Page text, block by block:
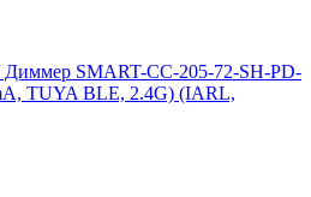
SMART-CC-205-72-SH-PD-
TUYA BLE, 2.4G) (IARL,